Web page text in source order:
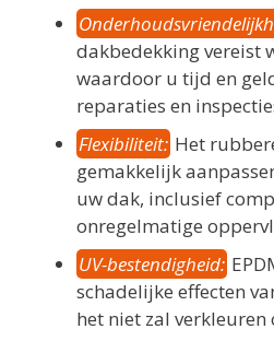
dakbedekking vereist
waardoor u tijd en
reparaties en
Flexibiliteit: Het
gemakkelijk
uw dak, inclusief
onregelmatige
UV-bestendigheid:
schadelijke effecten
het niet zal verkleuren